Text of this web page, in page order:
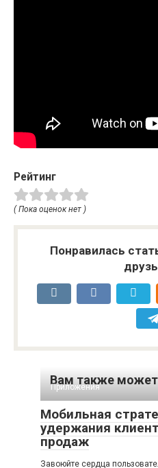
Рейтинг
( Пока оценок нет )
Понравилась
Вам также может
Приложения
Мобильная
удержания
продаж
Завоюйте сердца